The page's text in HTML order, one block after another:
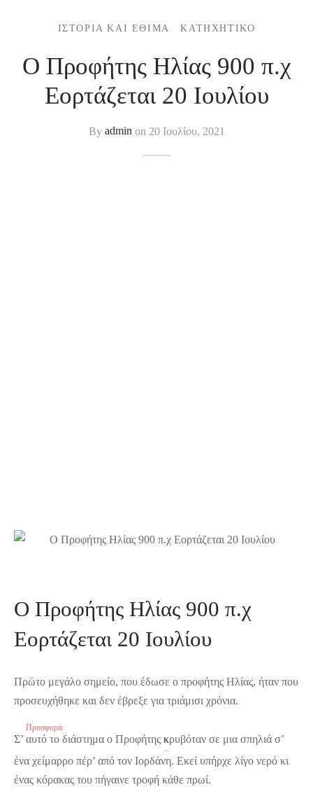
ΙΣΤΟΡΊΑ ΚΑΙ ΈΘΙΜΑ ΚΑΤΗΧΗΤΙΚΌ
Ο Προφήτης Ηλίας 900 π.χ
Εορτάζεται 20 Ιουλίου
By adminon 20 Ιουλίου, 2021
Ο Προφήτης Ηλίας 900 π.χ
Εορτάζεται 20 Ιουλίου
Πρώτο μεγάλο σημείο, που έδωσε ο προφήτης Ηλίας, ήταν που
προσευχήθηκε και δεν έβρεξε για τριάμισι χρόνια.
Σ’ αυτό το διάστημα ο Προφήτης κρυβόταν σε μια σπηλιά σ’
ένα χείμαρρο πέρ’ από τον Ιορδάνη. Εκεί υπήρχε λίγο νερό κι
ένας κόρακας του πήγαινε τροφή κάθε πρωί.
ΠροσφοράΠροϊόν
σε
προσφορά
ΠροσφοράΠροϊόν
σε
προσφορά
ΠροσφοράΠροϊόν
σε
προσφορά